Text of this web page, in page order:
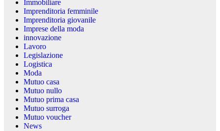
Immobiliare
Imprenditoria femminile
Imprenditoria giovanile
Imprese della moda
innovazione
Lavoro
Legislazione
Logistica
Moda
Mutuo casa
Mutuo nullo
Mutuo prima casa
Mutuo surroga
Mutuo voucher
News